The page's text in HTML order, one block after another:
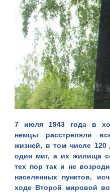
7 июля 1943 года в
немцы расстреляли
жизней, в том числе
один миг, а их жилища
тех пор так и не
населенных пунктов,
ходе Второй мировой